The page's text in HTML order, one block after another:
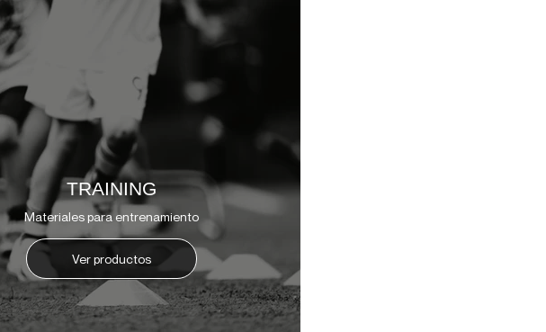
TRAINING
Materiales para entrenamiento
Ver productos